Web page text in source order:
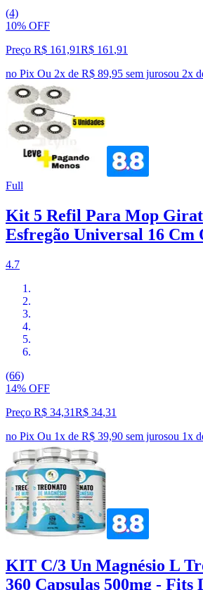
(4)
10% OFF
Preço R$ 161,91R$ 161 ,91
no Pix Ou 2x de R$ 89,95 sem jurosou 2x
Full
Kit 5 Refil Para Mop
Esfregão Universal 16 Cm
4.7
(66)
14% OFF
Preço R$ 34,31R$ 34,31
no Pix Ou 1x de R$ 39,90 sem jurosou 1x
KIT C/3 Un Magnésio L
360 Capsulas 500mg - Fits